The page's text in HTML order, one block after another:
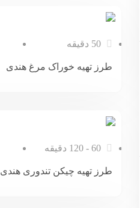
طرز تهیه خوراک مرغ هندی
طرز تهیه چیکن تندوری هندی